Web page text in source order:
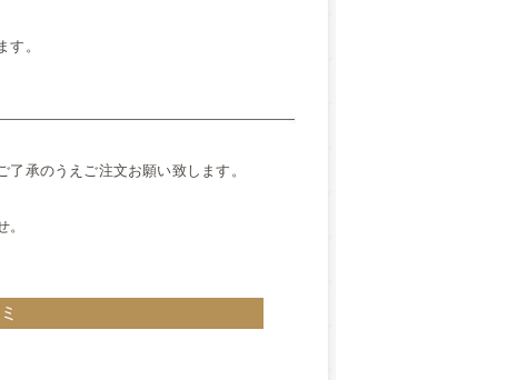
。
承のうえご注文お願い致します。